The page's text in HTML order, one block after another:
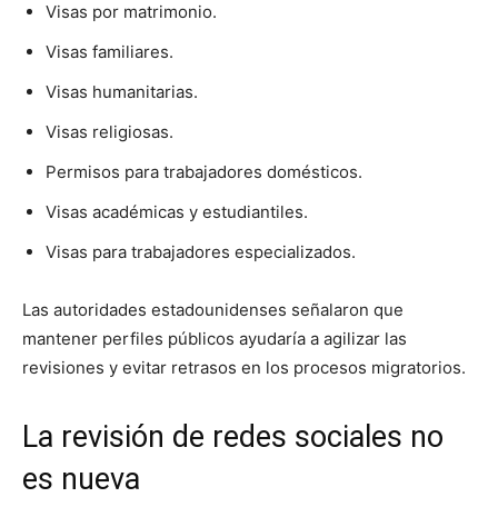
Visas por matrimonio.
Visas familiares.
Visas humanitarias.
Visas religiosas.
Permisos para trabajadores domésticos.
Visas académicas y estudiantiles.
Visas para trabajadores especializados.
Las autoridades estadounidenses señalaron que
mantener perfiles públicos ayudaría a agilizar las
revisiones y evitar retrasos en los procesos migratorios.
La revisión de redes sociales no
es nueva